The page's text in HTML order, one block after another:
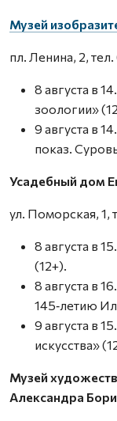
Музей
пл. Ленина, 2, тел.
8 августа в
зоологии»
9 августа в
показ.
Усадебный дом
ул. Поморская, 1,
8 августа в
(12+).
8 августа в
145‑летию
9 августа в
искусства»
Музей
Александра